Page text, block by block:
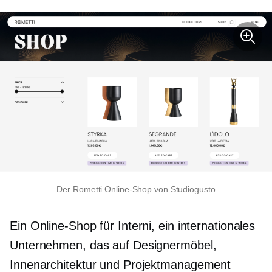
Der Rometti Online-Shop von Studiogusto
Ein Online-Shop für Interni, ein internationales
Unternehmen, das auf Designermöbel,
Innenarchitektur und Projektmanagement